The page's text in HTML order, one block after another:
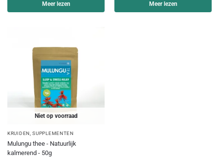
Meer lezen Meer lezen
Niet op voorraad
KRUIDEN ,SUPPLEMENTEN
Mulungu thee - Natuurlijk
kalmerend - 50g